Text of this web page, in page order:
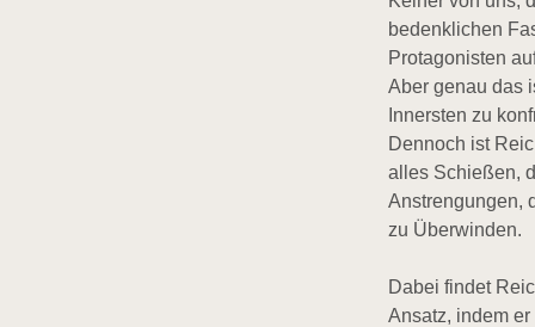
bedenklichen
Protagonisten
Aber genau das
Innersten zu
Dennoch ist
alles Schießen,
Anstrengungen,
zu Überwinden.
Dabei findet
Ansatz, indem